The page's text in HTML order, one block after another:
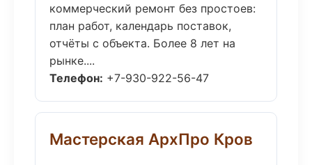
коммерческий ремонт без простоев:
план работ, календарь поставок,
отчёты с объекта. Более 8 лет на
рынке....
Телефон: +7-930-922-56-47
Мастерская АрхПро Кров